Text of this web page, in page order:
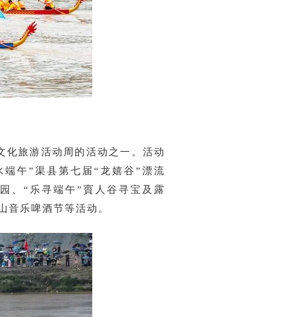
化旅游活动周的活动之一。活动
午”渠县第七届“龙嬉谷”漂流
、“乐寻端午”賨人谷寻宝及露
音乐啤酒节等活动。